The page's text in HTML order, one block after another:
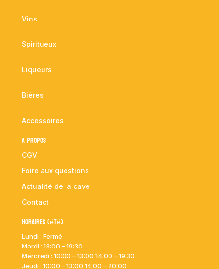
Vins
Spiritueux
Liqueurs
Bières
Accessoires
A propos
CGV
Foire aux questions
Actualité de la cave
Contact
Horaires (été)
Lundi : Fermé
Mardi : 13:00 – 19:30
Mercredi : 10:00 – 13:00 14:00 – 19:30
Jeudi : 10:00 – 13:00 14:00 – 20:00